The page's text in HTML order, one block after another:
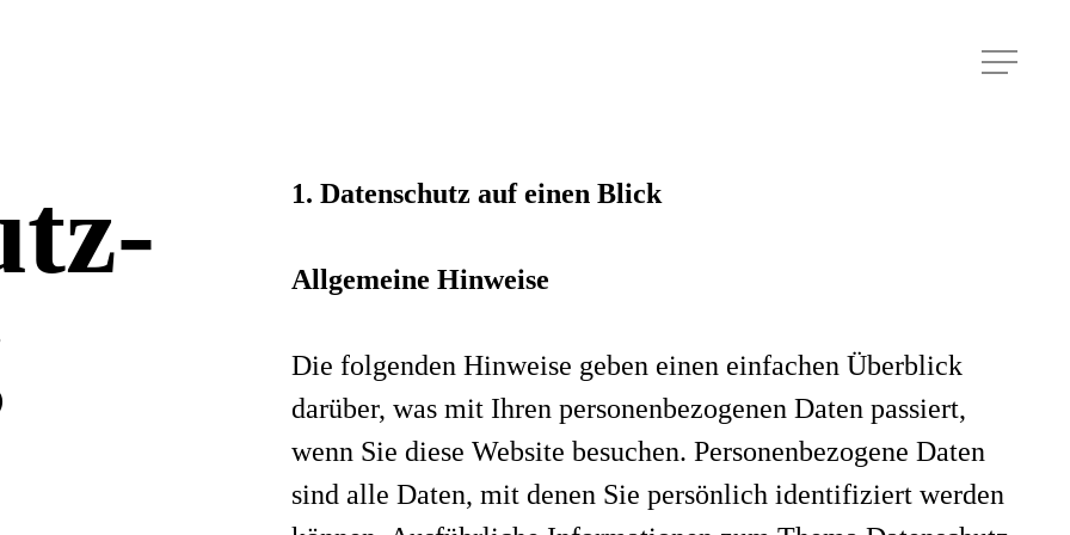
Menu
1. Datenschutz auf einen Blick
Allgemeine Hinweise
Die folgenden Hinweise geben einen einfachen Überblick
darüber, was mit Ihren personenbezogenen Daten passiert,
wenn Sie diese Website besuchen. Personenbezogene Daten
sind alle Daten, mit denen Sie persönlich identifiziert werden